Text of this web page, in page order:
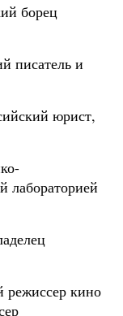
борец
писатель и
юрист,
лабораторией
кино